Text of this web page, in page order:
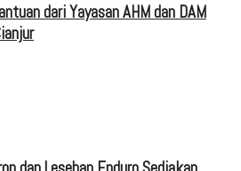
dari Yayasan AHM dan DAM